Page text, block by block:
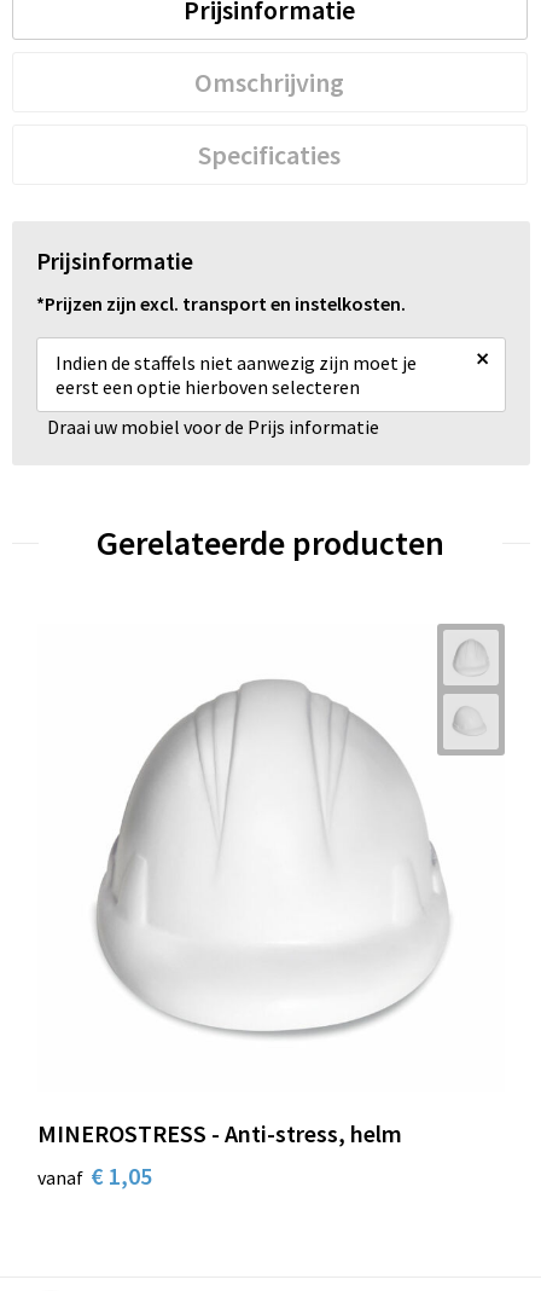
Prijsinformatie
Omschrijving
Specificaties
Prijsinformatie
*Prijzen zijn excl. transport en instelkosten.
Indien de staffels niet aanwezig zijn moet je
eerst een optie hierboven selecteren
×
Draai uw mobiel voor de Prijs informatie
Gerelateerde producten
MINEROSTRESS - Anti-stress, helm
vanaf € 1,05